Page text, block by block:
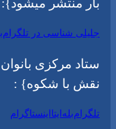
بار منتشر میشود}:
جلیلی شناسی در تلگرام
ستاد مرکزی
نقش با شکوه} :
تلگرامبلهایتااینستاگرام